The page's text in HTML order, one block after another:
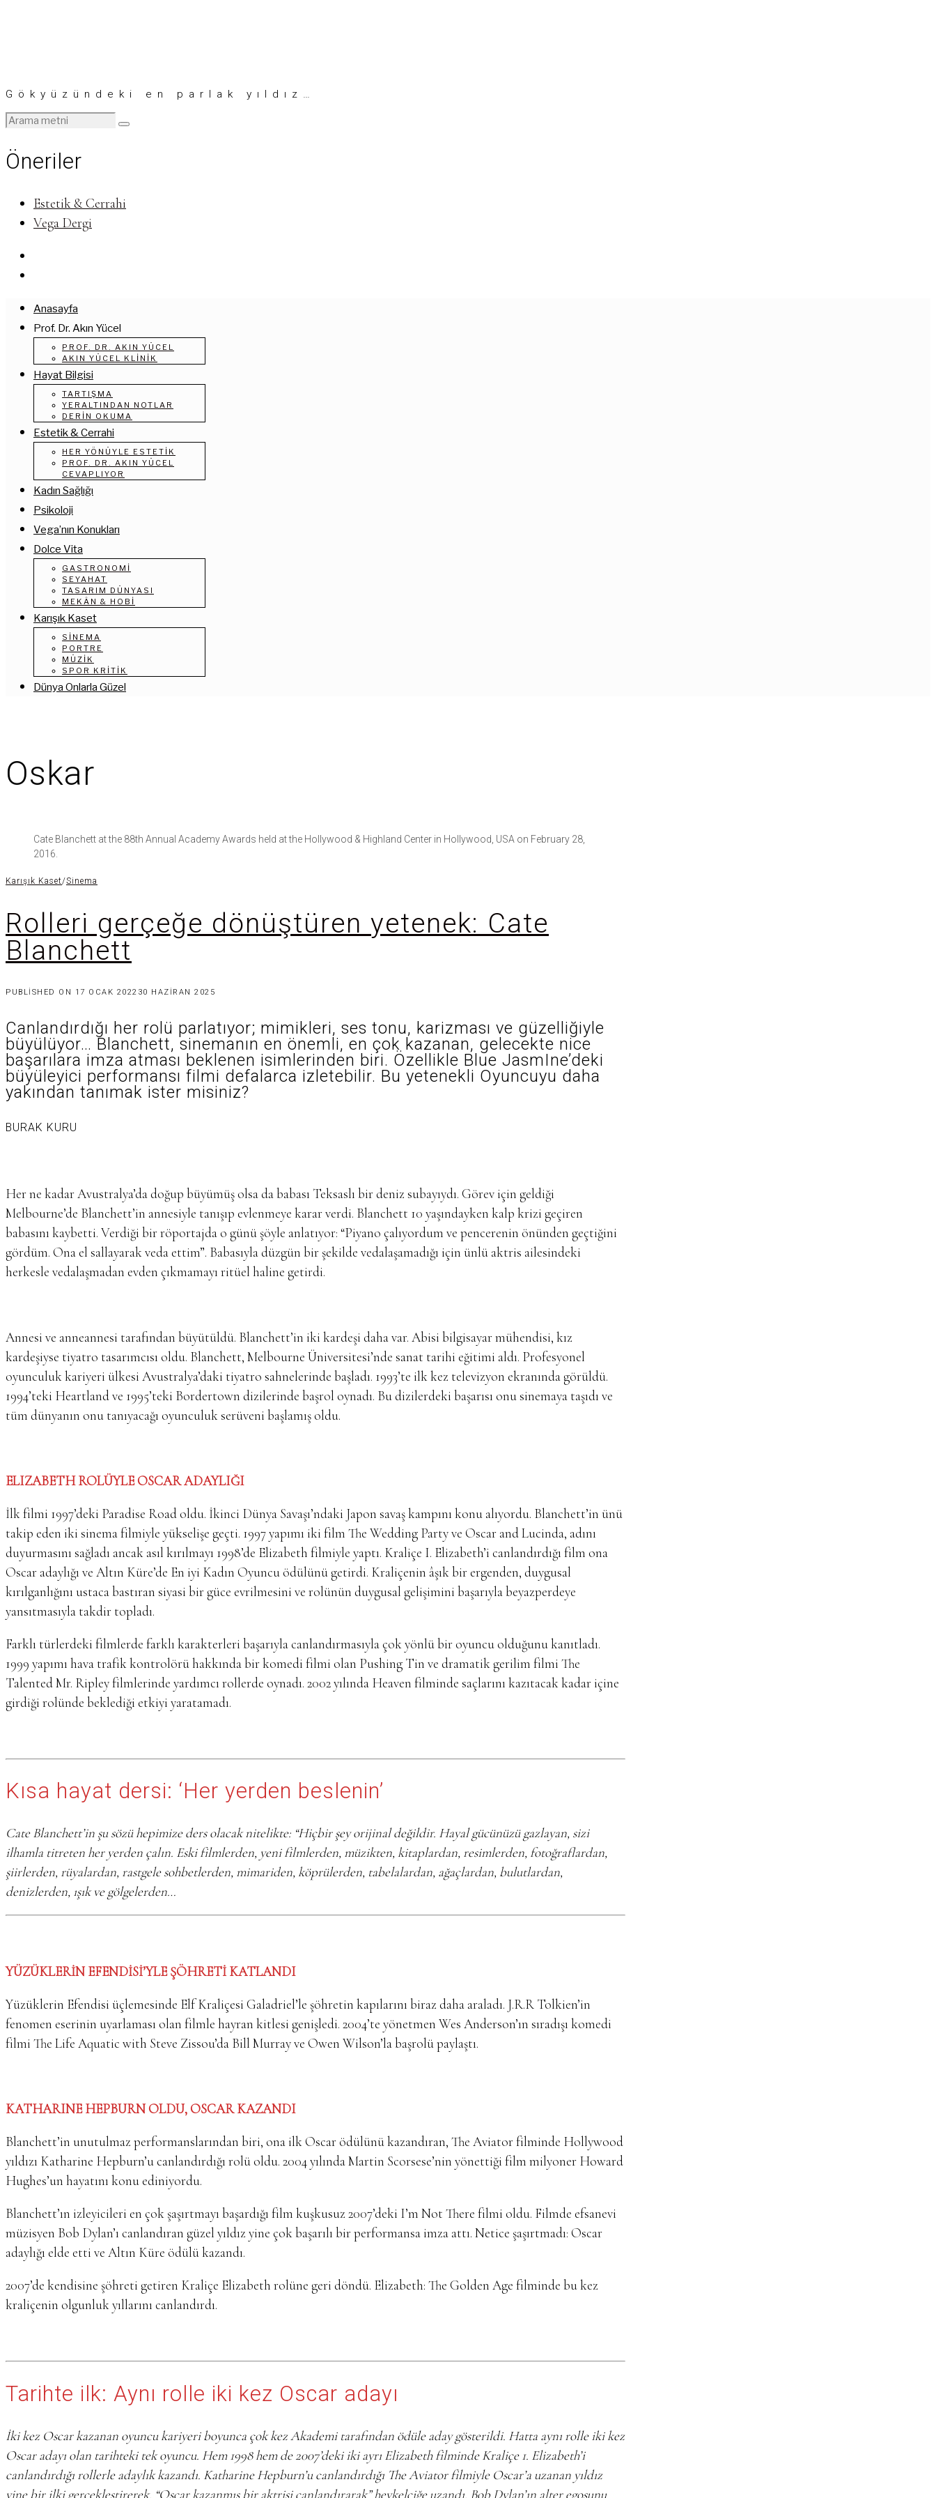
Gökyüzündeki en parlak yıldız…
Öneriler
Estetik & Cerrahi
Vega Dergi
Anasayfa
Prof. Dr. Akın Yücel
PROF. DR. AKIN YÜCEL
AKIN YÜCEL KLINIK
Hayat Bilgisi
TARTIŞMA
YERALTINDAN NOTLAR
DERIN OKUMA
Estetik & Cerrahi
HER YÖNÜYLE ESTETIK
PROF. DR. AKIN YÜCEL
CEVAPLIYOR
Kadın Sağlığı
Psikoloji
Vega’nın Konukları
Dolce Vita
GASTRONOMI
SEYAHAT
TASARIM DÜNYASI
MEKÂN & HOBI
Karışık Kaset
SINEMA
PORTRE
MÜZIK
SPOR KRITIK
Dünya Onlarla Güzel
Oskar
Cate Blanchett at the 88th Annual Academy Awards held at the Hollywood & Highland Center in Hollywood, USA on February 28,
2016.
Karışık Kaset/Sinema
Rolleri gerçeğe dönüştüren yetenek: Cate
Blanchett
PUBLISHED ON 17 OCAK 2022 30 HAZIRAN 2025
Canlandırdığı her rolü parlatıyor; mimikleri, ses tonu, karizması ve güzelliğiyle
büyülüyor… Blanchett, sinemanın en önemli, en çok kazanan, gelecekte nice
başarılara imza atması beklenen isimlerinden biri. Özellikle Blue JasmIne’deki
büyüleyici performansı filmi defalarca izletebilir. Bu yetenekli Oyuncuyu daha
yakından tanımak ister misiniz?
BURAK KURU
Her ne kadar Avustralya’da doğup büyümüş olsa da babası Teksaslı bir deniz subayıydı. Görev için geldiği
Melbourne’de Blanchett’in annesiyle tanışıp evlenmeye karar verdi. Blanchett 10 yaşındayken kalp krizi geçiren
babasını kaybetti. Verdiği bir röportajda o günü şöyle anlatıyor: “Piyano çalıyordum ve pencerenin önünden geçtiğini
gördüm. Ona el sallayarak veda ettim”. Babasıyla düzgün bir şekilde vedalaşamadığı için ünlü aktris ailesindeki
herkesle vedalaşmadan evden çıkmamayı ritüel haline getirdi.
Annesi ve anneannesi tarafından büyütüldü. Blanchett’in iki kardeşi daha var. Abisi bilgisayar mühendisi, kız
kardeşiyse tiyatro tasarımcısı oldu. Blanchett, Melbourne Üniversitesi’nde sanat tarihi eğitimi aldı. Profesyonel
oyunculuk kariyeri ülkesi Avustralya’daki tiyatro sahnelerinde başladı. 1993’te ilk kez televizyon ekranında görüldü.
1994’teki Heartland ve 1995’teki Bordertown dizilerinde başrol oynadı. Bu dizilerdeki başarısı onu sinemaya taşıdı ve
tüm dünyanın onu tanıyacağı oyunculuk serüveni başlamış oldu.
ELIZABETH ROLÜYLE OSCAR ADAYLIĞI
İlk filmi 1997’deki Paradise Road oldu. İkinci Dünya Savaşı’ndaki Japon savaş kampını konu alıyordu. Blanchett’in ünü
takip eden iki sinema filmiyle yükselişe geçti. 1997 yapımı iki film The Wedding Party ve Oscar and Lucinda, adını
duyurmasını sağladı ancak asıl kırılmayı 1998’de Elizabeth filmiyle yaptı. Kraliçe I. Elizabeth’i canlandırdığı film ona
Oscar adaylığı ve Altın Küre’de En iyi Kadın Oyuncu ödülünü getirdi. Kraliçenin âşık bir ergenden, duygusal
kırılganlığını ustaca bastıran siyasi bir güce evrilmesini ve rolünün duygusal gelişimini başarıyla beyazperdeye
yansıtmasıyla takdir topladı.
Farklı türlerdeki filmlerde farklı karakterleri başarıyla canlandırmasıyla çok yönlü bir oyuncu olduğunu kanıtladı.
1999 yapımı hava trafik kontrolörü hakkında bir komedi filmi olan Pushing Tin ve dramatik gerilim filmi The
Talented Mr. Ripley filmlerinde yardımcı rollerde oynadı. 2002 yılında Heaven filminde saçlarını kazıtacak kadar içine
girdiği rolünde beklediği etkiyi yaratamadı.
Kısa hayat dersi: ‘Her yerden beslenin’
Cate Blanchett’in şu sözü hepimize ders olacak nitelikte: “Hiçbir şey orijinal değildir. Hayal gücünüzü gazlayan, sizi
ilhamla titreten her yerden çalın. Eski filmlerden, yeni filmlerden, müzikten, kitaplardan, resimlerden, fotoğraflardan,
şiirlerden, rüyalardan, rastgele sohbetlerden, mimariden, köprülerden, tabelalardan, ağaçlardan, bulutlardan,
denizlerden, ışık ve gölgelerden…
YÜZÜKLERİN EFENDİSİ’YLE ŞÖHRETİ KATLANDI
Yüzüklerin Efendisi üçlemesinde Elf Kraliçesi Galadriel’le şöhretin kapılarını biraz daha araladı. J.R.R Tolkien’in
fenomen eserinin uyarlaması olan filmle hayran kitlesi genişledi. 2004’te yönetmen Wes Anderson’ın sıradışı komedi
filmi The Life Aquatic with Steve Zissou’da Bill Murray ve Owen Wilson’la başrolü paylaştı.
KATHARINE HEPBURN OLDU, OSCAR KAZANDI
Blanchett’in unutulmaz performanslarından biri, ona ilk Oscar ödülünü kazandıran, The Aviator filminde Hollywood
yıldızı Katharine Hepburn’u canlandırdığı rolü oldu. 2004 yılında Martin Scorsese’nin yönettiği film milyoner Howard
Hughes’un hayatını konu ediniyordu.
Blanchett’ın izleyicileri en çok şaşırtmayı başardığı film kuşkusuz 2007’deki I’m Not There filmi oldu. Filmde efsanevi
müzisyen Bob Dylan’ı canlandıran güzel yıldız yine çok başarılı bir performansa imza attı. Netice şaşırtmadı: Oscar
adaylığı elde etti ve Altın Küre ödülü kazandı.
2007’de kendisine şöhreti getiren Kraliçe Elizabeth rolüne geri döndü. Elizabeth: The Golden Age filminde bu kez
kraliçenin olgunluk yıllarını canlandırdı.
Tarihte ilk: Aynı rolle iki kez Oscar adayı
İki kez Oscar kazanan oyuncu kariyeri boyunca çok kez Akademi tarafından ödüle aday gösterildi. Hatta aynı rolle iki kez
Oscar adayı olan tarihteki tek oyuncu. Hem 1998 hem de 2007’deki iki ayrı Elizabeth filminde Kraliçe 1. Elizabeth’i
canlandırdığı rollerle adaylık kazandı. Katharine Hepburn’u canlandırdığı The Aviator filmiyle Oscar’a uzanan yıldız
yine bir ilki gerçekleştirerek, “Oscar kazanmış bir aktrisi canlandırarak” heykelciğe uzandı. Bob Dylan’ın alter egosunu